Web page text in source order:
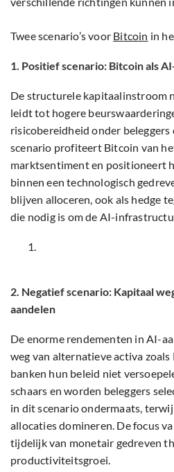
Twee scenario’s voor Bitcoin in
1. Positief scenario: Bitcoin als
De structurele kapitaalinstroom
leidt tot hogere
risicobereidheid onder
scenario profiteert Bitcoin van
marktsentiment en positioneert
binnen een technologisch
blijven alloceren, ook als hedge
die nodig is om de AI-
2. Negatief scenario: Kapitaal
aandelen
De enorme rendementen in AI-
weg van alternatieve activa
banken hun beleid niet
schaars en worden beleggers
in dit scenario ondermaats,
allocaties domineren. De focus
tijdelijk van monetair gedreven
productiviteitsgroei.